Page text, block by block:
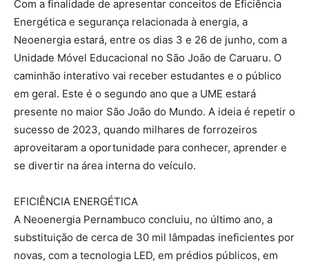
Com a finalidade de apresentar conceitos de Eficiência
Energética e segurança relacionada à energia, a
Neoenergia estará, entre os dias 3 e 26 de junho, com a
Unidade Móvel Educacional no São João de Caruaru. O
caminhão interativo vai receber estudantes e o público
em geral. Este é o segundo ano que a UME estará
presente no maior São João do Mundo. A ideia é repetir o
sucesso de 2023, quando milhares de forrozeiros
aproveitaram a oportunidade para conhecer, aprender e
se divertir na área interna do veículo.
EFICIÊNCIA ENERGÉTICA
A Neoenergia Pernambuco concluiu, no último ano, a
substituição de cerca de 30 mil lâmpadas ineficientes por
novas, com a tecnologia LED, em prédios públicos, em